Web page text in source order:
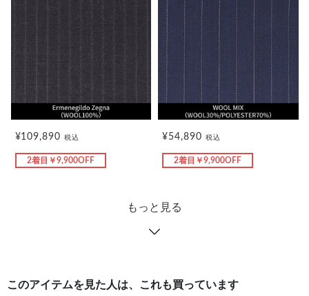
¥109,890税込
2着目￥9,900OFF
¥54,890 税込
2着目￥9,900OFF
もっと見る
このアイテムを見た人は、これも買っています